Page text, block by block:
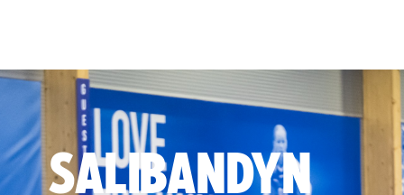
SALIBANDYN